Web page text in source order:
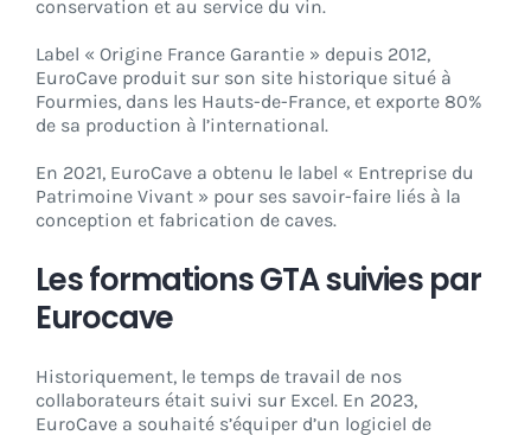
conservation et au service du vin.
Label « Origine France Garantie » depuis 2012,
EuroCave produit sur son site historique situé à
Fourmies, dans les Hauts-de-France, et exporte 80%
de sa production à l’international.
En 2021, EuroCave a obtenu le label « Entreprise du
Patrimoine Vivant » pour ses savoir-faire liés à la
conception et fabrication de caves.
Les formations GTA suivies par
Eurocave
Historiquement, le temps de travail de nos
collaborateurs était suivi sur Excel. En 2023,
EuroCave a souhaité s’équiper d’un logiciel de